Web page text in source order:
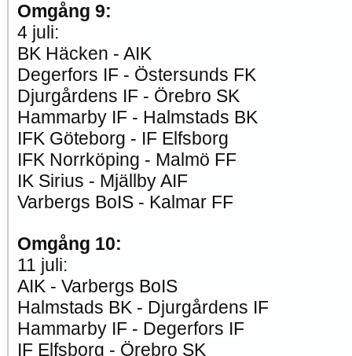
Omgång 9:
4 juli:
BK Häcken - AIK
Degerfors IF - Östersunds FK
Djurgårdens IF - Örebro SK
Hammarby IF - Halmstads BK
IFK Göteborg - IF Elfsborg
IFK Norrköping - Malmö FF
IK Sirius - Mjällby AIF
Varbergs BoIS - Kalmar FF
Omgång 10:
11 juli:
AIK - Varbergs BoIS
Halmstads BK - Djurgårdens IF
Hammarby IF - Degerfors IF
IF Elfsborg - Örebro SK